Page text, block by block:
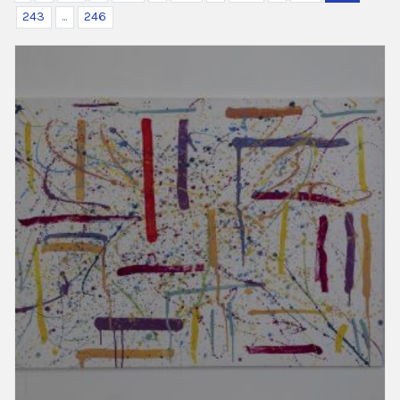
243
... 246